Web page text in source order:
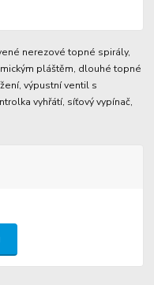
nerezové topné spirály,
pláštěm, dlouhé topné
výpustní ventil s
vyhřátí, síťový vypínač,